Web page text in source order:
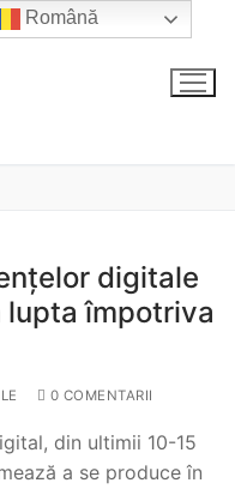
digitale
lupta împotriva
0 COMENTARII
din ultimii 10-15
a se produce în
Română